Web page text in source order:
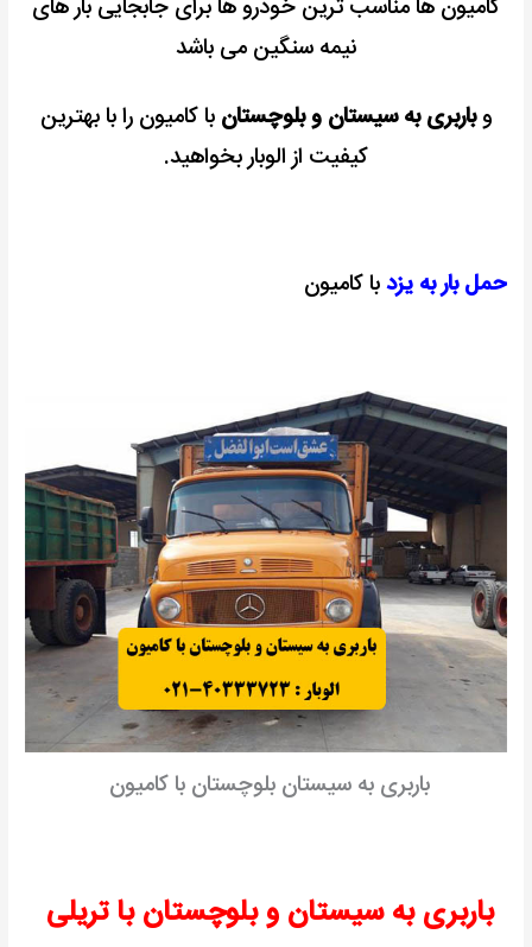
کامیون ها مناسب ترین خودرو ها برای جابجایی بار های
نیمه سنگین می باشد
وباربری به سیستان و بلوچستانبا کامیون را با بهترین
کیفیت از الوبار بخواهید.
حمل بار به یزدبا کامیون
باربری به سیستان بلوچستان با کامیون
باربری به سیستان و بلوچستان با تریلی